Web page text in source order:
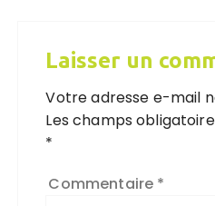
Laisser un
Votre adresse e-mail
Les champs
*
Commentaire *